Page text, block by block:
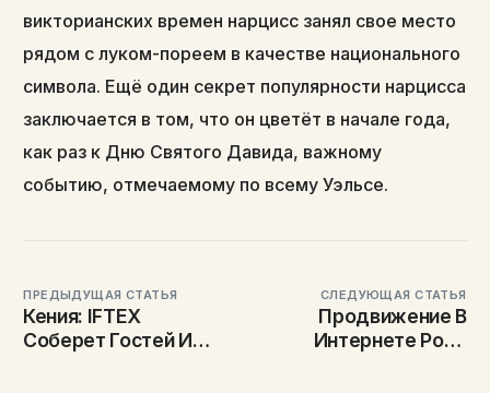
викторианских времен нарцисс занял свое место
рядом с луком-пореем в качестве национального
символа. Ещё один секрет популярности нарцисса
заключается в том, что он цветёт в начале года,
как раз к Дню Святого Давида, важному
событию, отмечаемому по всему Уэльсе.
ПРЕДЫДУЩАЯ СТАТЬЯ
Кения: IFTEX
Соберет Гостей И
СЛЕДУЮЩАЯ СТАТЬЯ
Продвижение В
Интернете Розы